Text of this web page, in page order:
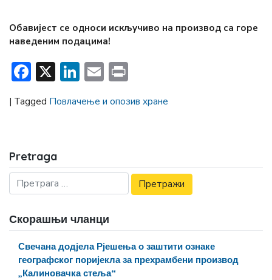
Обавијест се односи искључиво на производ са горе
наведеним подацима!
Facebook
X LinkedIn
Email
| Tagged Повлачење и опозив хране
Pretraga
Скорашњи чланци
Свечана додјела Рјешења о заштити ознаке
географског поријекла за прехрамбени производ
„Калиновачка стеља“